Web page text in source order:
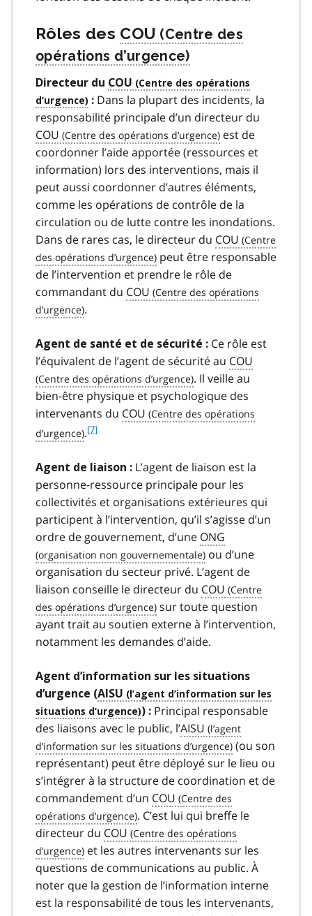
Rôles des COU
Directeur du COU
: Dans la plupart des incidents, la
responsabilité principale d’un directeur du
COU
est de
coordonner l’aide apportée (ressources et
information) lors des interventions, mais il
peut aussi coordonner d’autres éléments,
comme les opérations de contrôle de la
circulation ou de lutte contre les inondations.
Dans de rares cas, le directeur du COU
peut être responsable
de l’intervention et prendre le rôle de
commandant du COU
.
Agent de santé et de sécurité : Ce rôle est
l’équivalent de l’agent de sécurité au COU
. Il veille au
bien-être physique et psychologique des
intervenants du COU
.f
n
o
t
e
7
[7]
Agent de liaison : L’agent de liaison est la
personne-ressource principale pour les
collectivités et organisations extérieures qui
participent à l’intervention, qu’il s’agisse d’un
ordre de gouvernement, d’une ONG
ou d’une
organisation du secteur privé. L’agent de
liaison conseille le directeur du COU
sur toute question
ayant trait au soutien externe à l’intervention,
notamment les demandes d’aide.
Agent d’information sur les situations
d’urgence (AISU
) : Principal responsable
des liaisons avec le public, l’AISU
(ou son
représentant) peut être déployé sur le lieu ou
s’intégrer à la structure de coordination et de
commandement d’un COU
. C’est lui qui breffe le
directeur du COU
et les autres intervenants sur les
questions de communications au public. À
noter que la gestion de l’information interne
est la responsabilité de tous les intervenants,